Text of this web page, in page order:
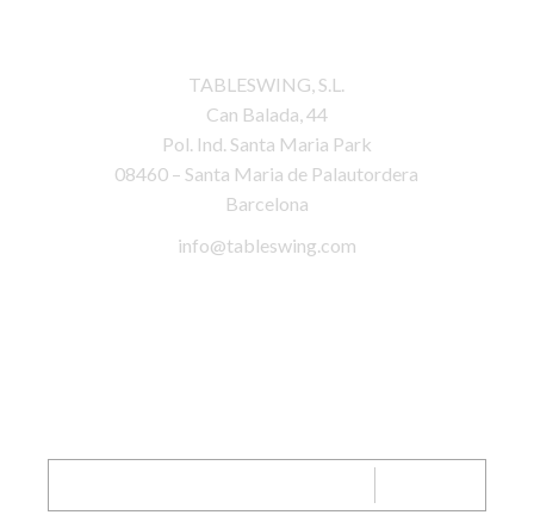
TABLESWING, S.L.
Can Balada, 44
Pol. Ind. Santa Maria Park
08460 – Santa Maria de Palautordera
Barcelona
info@tableswing.com